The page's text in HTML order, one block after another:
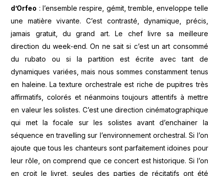
d’Orfeo : l’ensemble respire, gémit, tremble, enveloppe telle
une matière vivante. C’est contrasté, dynamique, précis,
jamais gratuit, du grand art. Le chef livre sa meilleure
direction du week-end. On ne sait si c’est un art consommé
du rubato ou si la partition est écrite avec tant de
dynamiques variées, mais nous sommes constamment tenus
en haleine. La texture orchestrale est riche de pupitres très
affirmatifs, colorés et néanmoins toujours attentifs à mettre
en valeur les solistes. C’est une direction cinématographique
qui met la focale sur les solistes avant d’enchainer la
séquence en travelling sur l’environnement orchestral. Si l’on
ajoute que tous les chanteurs sont parfaitement idoines pour
leur rôle, on comprend que ce concert est historique. Si l’on
en croit le livret, seules des parties de récitatifs ont été